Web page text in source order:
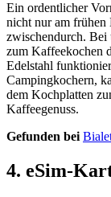
Ein ordentlicher
nicht nur am
zwischendurch. Bei
zum Kaffeekochen
Edelstahl
Campingkochern,
dem Kochplatten
Kaffeegenuss.
Gefunden bei
4. eSim-